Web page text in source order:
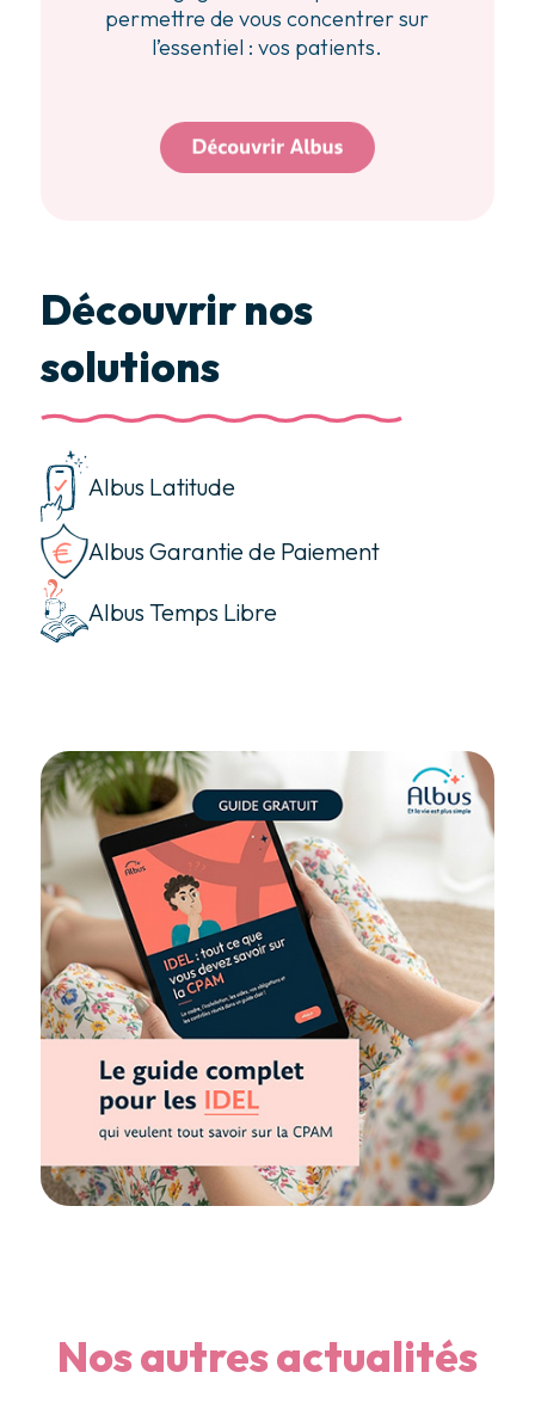
permettre de vous concentrer sur
l’essentiel : vos patients.
Découvrir nos
solutions
Albus Latitude
Albus Garantie de Paiement
Albus Temps Libre
Nos autres actualités